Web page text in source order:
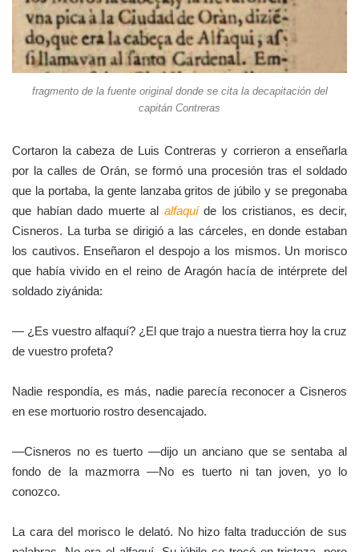
palabras. No era el alfaquí. Su júbilo se trocó en tristeza, pero
aun fue peor; una mujer que se había acercado hasta donde
estaba la cabeza, al oír como hablaba el morisco con el soldado
ojo. Es mal augurio.
Con este incidente los ánimos de los defensores menguaron
considerablemente, Alá había enviado su señal. No se pueden
cambiar sus designios.
El avance continuaba, Navarro colocó cuatro piezas de artillería
que fulminaron las pocas alturas que defendían los defensores
Los de Guadalajara, que habían perdido a su capitán,
mutilación de Contreras. Acuchillaron a todo el que podían dar
alcance y salieron en desbandada persiguiendo la retirada del
enemigo.
La importancia de la artillería